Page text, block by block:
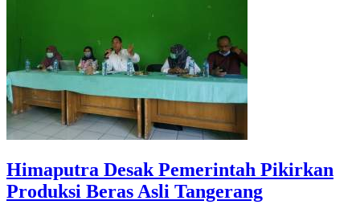
Himaputra Desak Pemerintah Pikirkan
Produksi Beras Asli Tangerang